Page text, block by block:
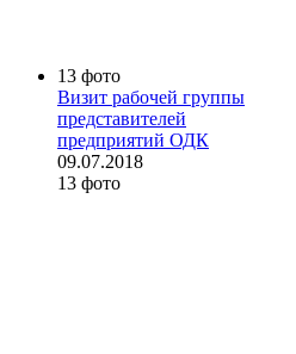
13 фото
Визит рабочей группы
представителей
предприятий ОДК
09.07.2018
13 фото